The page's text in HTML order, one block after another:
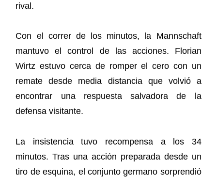
rival.
Con el correr de los minutos, la Mannschaft
mantuvo el control de las acciones. Florian
Wirtz estuvo cerca de romper el cero con un
remate desde media distancia que volvió a
encontrar una respuesta salvadora de la
defensa visitante.
La insistencia tuvo recompensa a los 34
minutos. Tras una acción preparada desde un
tiro de esquina, el conjunto germano sorprendió